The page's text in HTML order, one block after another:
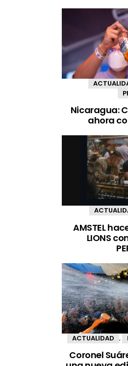
Nicaragua:
ahora
AMSTEL
LIONS
ACTUALIDAD ,
Coronel